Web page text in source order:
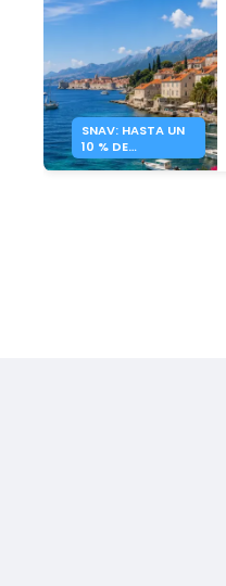
SNAV: HASTA UN
10 % DE
DESCUENTO A